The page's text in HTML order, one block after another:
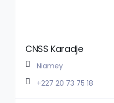
CNSS Karadje
Niamey
+227 20 73 75 18